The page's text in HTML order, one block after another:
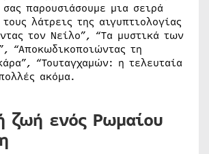
παρουσιάσουμε μια σειρά
λάτρεις της αιγυπτιολογίας
τον Νείλο”, “Τα μυστικά των
“Αποκωδικοποιώντας τη
“Τουταγχαμών: η τελευταία
ακόμα.
ζωή ενός Ρωμαίου